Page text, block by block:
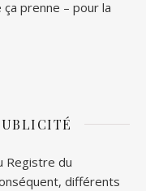
prenne – pour la
Registre du
différents